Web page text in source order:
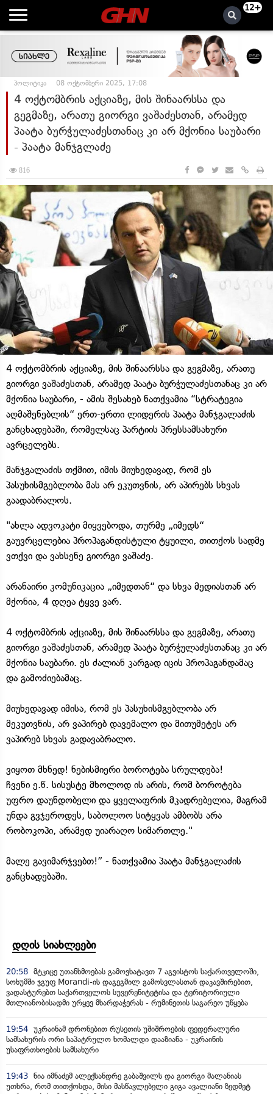
12+
პოლიტიკა 08 ოქტომბერი 2025, 17:08
4 ოქტომბრის აქციაზე, მის შინაარსსა და
გეგმაზე, არათუ გიორგი ვაშაძესთან, არამედ
პაატა ბურჭულაძესთანაც კი არ მქონია საუბარი
- პაატა მანჯგლაძე
816
4 ოქტომბრის აქციაზე, მის შინაარსსა და გეგმაზე, არათუ
გიორგი ვაშაძესთან, არამედ პაატა ბურჭულაძესთანაც კი არ
მქონია საუბარი, - ამის შესახებ ნათქვამია “სტრატეგია
აღმაშენებლის“ ერთ-ერთი ლიდერის პაატა მანჯგალაძის
განცხადებაში, რომელსაც პარტიის პრესსამსახური
ავრცელებს.
მანჯგალაძის თქმით, იმის მიუხედავად, რომ ეს
პასუხისმგებლობა მას არ ეკუთვნის, არ აპირებს სხვას
გაადაბრალოს.
"ახლა ადვოკატი მიყვებოდა, თურმე „იმედს“
გაუვრცელებია პროპაგანდისტული ტყუილი, თითქოს სადმე
ვთქვი და ვახსენე გიორგი ვაშაძე.
არანაირი კომუნიკაცია „იმედთან“ და სხვა მედიასთან არ
მქონია, 4 დღეა ტყვე ვარ.
4 ოქტომბრის აქციაზე, მის შინაარსსა და გეგმაზე, არათუ
გიორგი ვაშაძესთან, არამედ პაატა ბურჭულაძესთანაც კი არ
მქონია საუბარი. ეს ძალიან კარგად იცის პროპაგანდამაც
და გამოძიებამაც.
მიუხედავად იმისა, რომ ეს პასუხისმგებლობა არ
მეკუთვნის, არ ვაპირებ დავემალო და მითუმეტეს არ
ვაპირებ სხვას გადავაბრალო.
ვიყოთ მხნედ! ნებისმიერი ბოროტება სრულდება!
ჩვენი ე.წ. სისუსტე მხოლოდ ის არის, რომ ბოროტება
უფრო დაუნდობელი და ყველაფრის მკადრებელია, მაგრამ
უნდა გვჯეროდეს, საბოლოო სიტყვას ამბობს არა
რობოკოპი, არამედ უიარაღო სიმართლე."
მალე გავიმარჯვებთ!” - ნათქვამია პაატა მანჯგალაძის
განცხადებაში.
დღის სიახლეები
20:58 მტკიცე უთანხმოებას გამოვხატავთ 7 აგვისტოს საქართველოში,
სოხუმში ჯგუფ Morandi-ის დაგეგმილ გამოსვლასთან დაკავშირებით,
ვადასტურებთ საქართველოს სუვერენიტეტისა და ტერიტორიული
მთლიანობისადმი ურყევ მხარდაჭერას - რუმინეთის საგარეო უწყება
19:54 უკრაინამ დრონებით რუსეთის უშიშროების ფედერალური
სამსახურის ორი საპატრულო ხომალდი დააზიანა - უკრაინის
უსაფრთხოების სამსახური
19:43 ნია იმნაძემ ალექსანდრე გაბაშვილს და გიორგი მალანიას
უთხრა, რომ თითქოსდა, მისი მასწავლებელი გიგა ავალიანი ზედმეტ